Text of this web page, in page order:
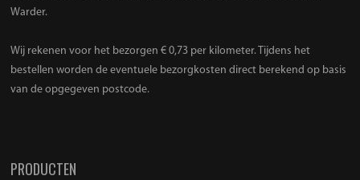
Warder.
Wij rekenen voor het bezorgen € 0,73 per kilometer. Tijdens het
bestellen worden de eventuele bezorgkosten direct berekend op basis
van de opgegeven postcode.
PRODUCTEN